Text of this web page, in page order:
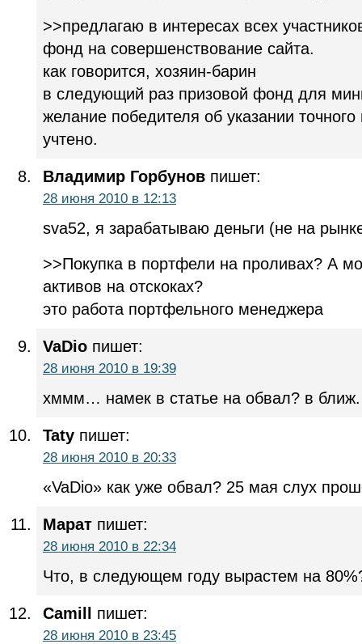
>>предлагаю в интересах всех
фонд на совершенствование сайта.
как говорится, хозяин-барин
в следующий раз призовой фонд для
желание победителя об указании
учтено.
Владимир Горбунов пишет:
28 июня 2010 в 12:13
sva52, я зарабатываю деньги (не на
>>Покупка в портфели на проливах? А
активов на отскоках?
это работа портфельного менеджера
VaDio пишет:
28 июня 2010 в 19:39
хммм… намек в статье на обвал? в
Taty пишет:
28 июня 2010 в 20:33
«VaDio» как уже обвал? 25 мая слух
Марат пишет:
28 июня 2010 в 22:34
Что, в следующем году вырастем на
Camill пишет:
28 июня 2010 в 23:45